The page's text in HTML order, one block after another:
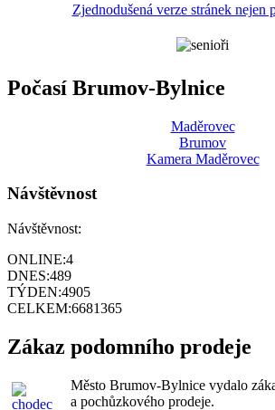
Zjednodušená verze stránek nejen
Počasí Brumov-Bylnice
Maděrovec
Brumov
Kamera Maděrovec
Návštěvnost
Návštěvnost:
ONLINE:4
DNES:489
TÝDEN:4905
CELKEM:6681365
Zákaz podomního prodeje
Město Brumov-Bylnice vydalo
a pochůzkového prodeje.